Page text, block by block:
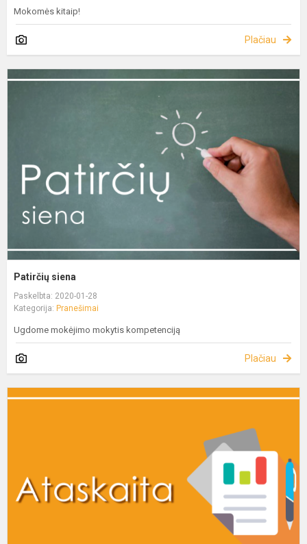
Mokomės kitaip!
Plačiau
Patirčių siena
Paskelbta: 2020-01-28
Kategorija: Pranešimai
Ugdome mokėjimo mokytis kompetenciją
Plačiau